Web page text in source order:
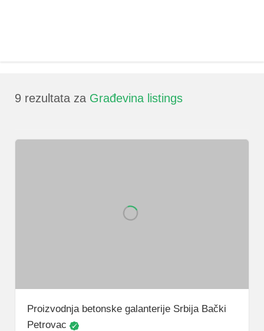
9 rezultata za Građevina listings
Proizvodnja betonske galanterije Srbija Bački
Petrovac